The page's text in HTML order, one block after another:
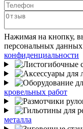
Нажимая на кнопку,
персональных данных
конфиденциальности
кровельных работ
металла